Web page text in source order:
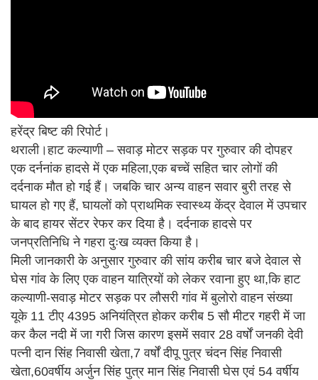
हरेंद्र बिष्ट की रिपोर्ट।
थराली।हाट कल्याणी – सवाड़ मोटर सड़क पर गुरुवार की दोपहर
एक दर्ननांक हादसे में एक महिला,एक बच्चें सहित चार लोगों की
दर्दनाक मौत हो गई हैं। जबकि चार अन्य वाहन सवार बुरी तरह से
घायल हो गए हैं, घायलों को प्राथमिक स्वास्थ्य केंद्र देवाल में उपचार
के बाद हायर सेंटर रेफर कर दिया है। दर्दनाक हादसे पर
जनप्रतिनिधि ने गहरा दुःख व्यक्त किया है।
मिली जानकारी के अनुसार गुरुवार की सांय करीब चार बजे देवाल से
घेस गांव के लिए एक वाहन यात्रियों को लेकर रवाना हुए था,कि हाट
कल्याणी-सवाड़ मोटर सड़क पर लौसरी गांव में बुलोरो वाहन संख्या
यूके 11 टीए 4395 अनियंत्रित होकर करीब 5 सौ मीटर गहरी में जा
कर कैल नदी में जा गरी जिस कारण इसमें सवार 28 वर्षों जनकी देवी
पत्नी दान सिंह निवासी खेता,7 वर्षों दीपू पुत्र चंदन सिंह निवासी
खेता,60वर्षीय अर्जुन सिंह पुत्र मान सिंह निवासी घेस एवं 54 वर्षीय